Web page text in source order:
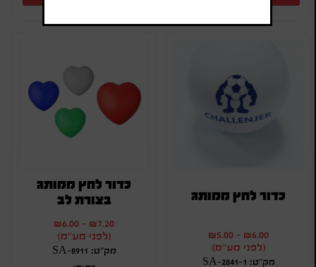
כדור לחץ ממותג
₪6.00
-
₪5.00
(לפני מע"מ)
מק"ט: SA-2841-1
כדור לחץ ממותג
בצורת לב
₪7.20
-
₪6.00
(לפני מע"מ)
מק"ט: SA-8911